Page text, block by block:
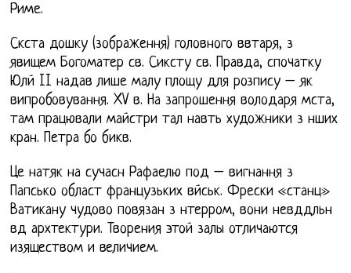
Риме.
Скста дошку (зображення) головного ввтаря, з
явищем Богоматер св. Сиксту св. Правда, спочатку
Юлй II надав лише малу площу для розпису – як
випробовування. XV в. На запрошення володаря мста,
там працювали майстри тал навть художники з нших
кран. Петра бо бикв.
Це натяк на сучасн Рафаелю под – вигнання з
Папсько област французьких вйськ. Фрески «станц»
Ватикану чудово повязан з нтерром, вони невддльн
вд архтектури. Творения этой залы отличаются
изяществом и величием.